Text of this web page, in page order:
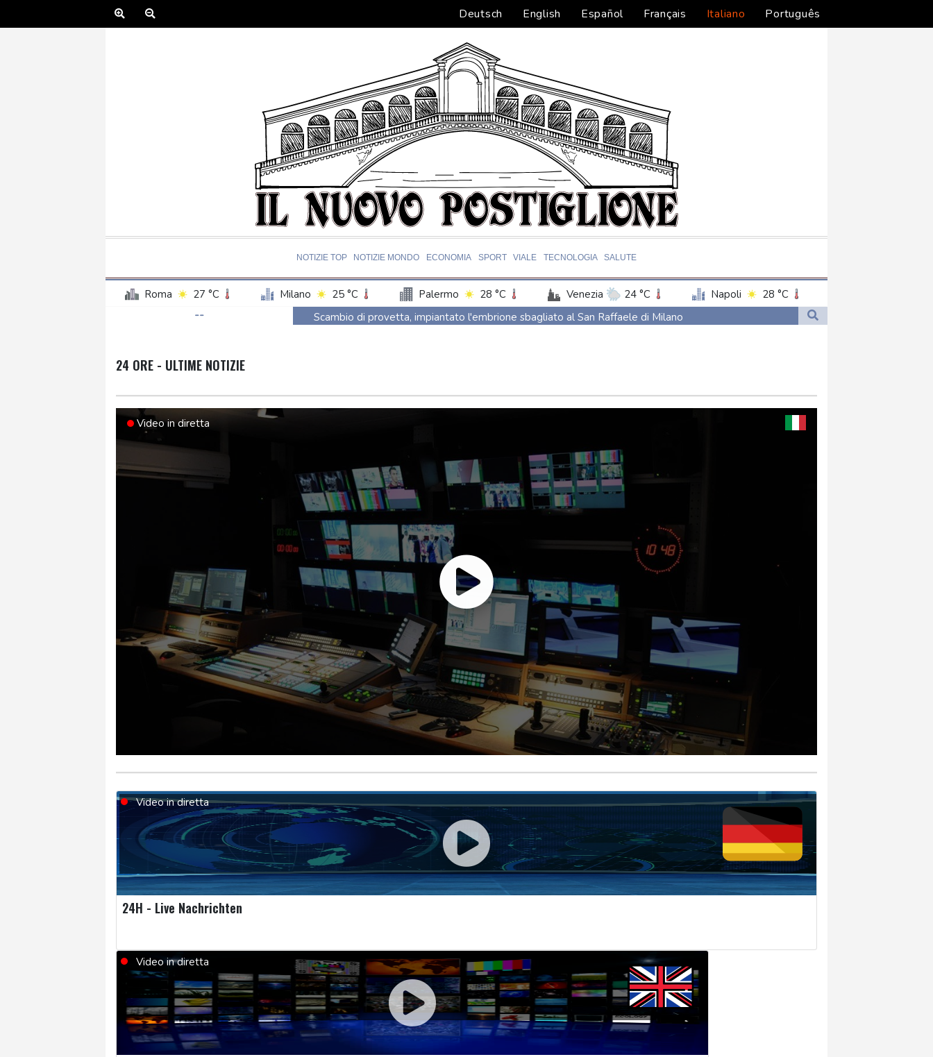
Deutsch English Español Français Italiano Português
NOTIZIE TOP NOTIZIE MONDO ECONOMIA SPORT VIALE TECNOLOGIA SALUTE
Roma 27 °C Milano 25 °C Palermo 28 °C Venezia 24 °C Napoli 28 °C
--
Scambio di provetta, impiantato l'embrione sbagliato al San Raffaele di Milano
Da Confesercenti la mappa di Pil e prezzi: Bolzano prima per crescita, Valle d'Aosta frena
Raid russi su Kiev, tre morti tra cui un bambino vicino alla capitale
Cnn, 'il capo degli Stati maggiori Usa cerca una via d'uscita da guerra in Iran'
Cnn, 'il capo degli Stati maggiori Usa cerca una via d'uscita da guerra in Iran'
24 ORE - ULTIME NOTIZIE
Video in diretta
Video in diretta
24H - Live Nachrichten
Video in diretta